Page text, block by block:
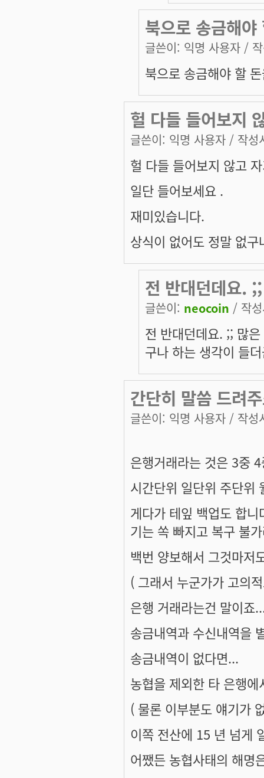
북으로 송금해
글쓴이: 익명 사용자 /
북으로 송금해야 할
헐 다들 들어보지
글쓴이: 익명 사용자 / 작성
헐 다들 들어보지 않고
일단 들어보세요 .
재미있습니다.
상식이 없어도 정말 없
전 반대던데요.
글쓴이: neocoin / 작
전 반대던데요. ;; 많
구나 하는 생각이 들
간단히 말씀 드려
글쓴이: 익명 사용자 / 작성
은행거래라는 것은 3중
시간단위 일단위 주단위
게다가 테잎 백업도 합
기는 쏙 빠지고 복구 불
백번 양보해서 그것마저
( 그래서 누군가가 고의
은행 거래라는건 말이죠
송금내역과 수신내역을
송금내역이 없다면...
농협을 제외한 타 은행
( 물론 이부분도 얘기가
이쪽 전산에 15 년 넘게
어쨌든 농협사태의 해명